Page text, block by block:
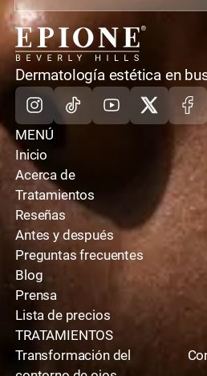
casa
Dermatología estética en
Instagram
TikTokYoutube
X
MENÚ
Inicio
Acerca de
Tratamientos
Reseñas
Antes y después
Preguntas frecuentes
Blog
Prensa
Lista de precios
TRATAMIENTOS
Transformación del